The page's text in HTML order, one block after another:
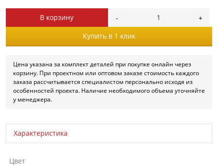
В корзину
Купить в 1 клик
Цена указана за комплект деталей при покупке онлайн через
корзину. При проектном или оптовом заказе стоимость каждого
заказа рассчитывается специалистом персонально исходя из
особенностей проекта. Наличие необходимого объема уточняйте
у менеджера.
Характеристика
Цвет